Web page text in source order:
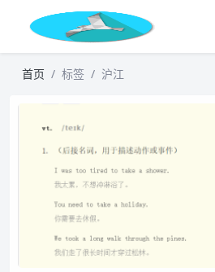
首页 标签 沪江